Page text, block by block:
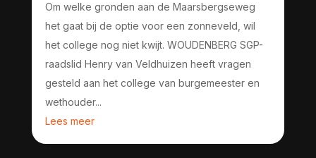
Om welke gronden aan de Maarsbergseweg
het gaat bij de optie voor een zonneveld, wil
het college nog niet kwijt. WOUDENBERG SGP-
raadslid Henry van Veldhuizen heeft vragen
gesteld aan het college van burgemeester en
wethouder...
Lees meer